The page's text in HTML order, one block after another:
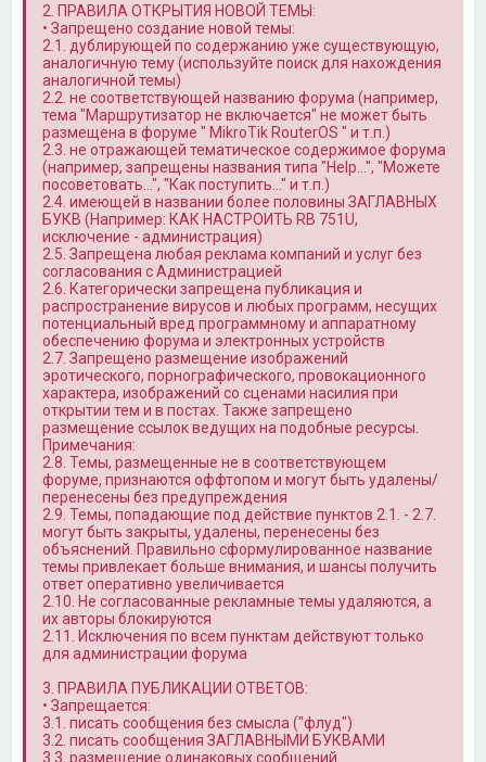
2. ПРАВИЛА ОТКРЫТИЯ НОВОЙ ТЕМЫ:
• Запрещено создание новой темы:
2.1. дублирующей по содержанию уже существующую,
аналогичную тему (используйте поиск для нахождения
аналогичной темы)
2.2. не соответствующей названию форума (например,
тема "Маршрутизатор не включается" не может быть
размещена в форуме " MikroTik RouterOS " и т.п.)
2.3. не отражающей тематическое содержимое форума
(например, запрещены названия типа "Help…", "Можете
посоветовать…", "Как поступить…" и т.п.)
2.4. имеющей в названии более половины ЗАГЛАВНЫХ
БУКВ (Например: КАК НАСТРОИТЬ RB 751U,
исключение - администрация)
2.5. Запрещена любая реклама компаний и услуг без
согласования с Администрацией
2.6. Категорически запрещена публикация и
распространение вирусов и любых программ, несущих
потенциальный вред программному и аппаратному
обеспечению форума и электронных устройств
2.7. Запрещено размещение изображений
эротического, порнографического, провокационного
характера, изображений со сценами насилия при
открытии тем и в постах. Также запрещено
размещение ссылок ведущих на подобные ресурсы.
Примечания:
2.8. Темы, размещенные не в соответствующем
форуме, признаются оффтопом и могут быть удалены/
перенесены без предупреждения
2.9. Темы, попадающие под действие пунктов 2.1. - 2.7.
могут быть закрыты, удалены, перенесены без
объяснений. Правильно сформулированное название
темы привлекает больше внимания, и шансы получить
ответ оперативно увеличивается
2.10. Не согласованные рекламные темы удаляются, а
их авторы блокируются
2.11. Исключения по всем пунктам действуют только
для администрации форума
3. ПРАВИЛА ПУБЛИКАЦИИ ОТВЕТОВ:
• Запрещается:
3.1. писать сообщения без смысла ("флуд")
3.2. писать сообщения ЗАГЛАВНЫМИ БУКВАМИ
3.3. размещение одинаковых сообщений